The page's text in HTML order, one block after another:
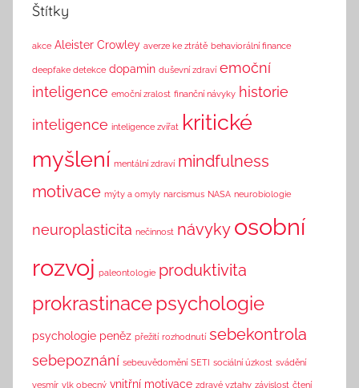
n
Štítky
akce Aleister Crowley averze ke ztrátě behaviorální finance
deepfake detekce dopamin duševní zdraví emoční
inteligence emoční zralost finanční návyky historie
inteligence inteligence zvířat kritické
myšlení mentální zdraví mindfulness
motivace mýty a omyly narcismus NASA neurobiologie
neuroplasticita nečinnost návyky osobní
rozvoj paleontologie produktivita
prokrastinacepsychologie
psychologie peněz přežití rozhodnutí sebekontrola
sebepoznání sebeuvědomění SETI sociální úzkost svádění
vesmír vlk obecný vnitřní motivace zdravé vztahy závislost čtení